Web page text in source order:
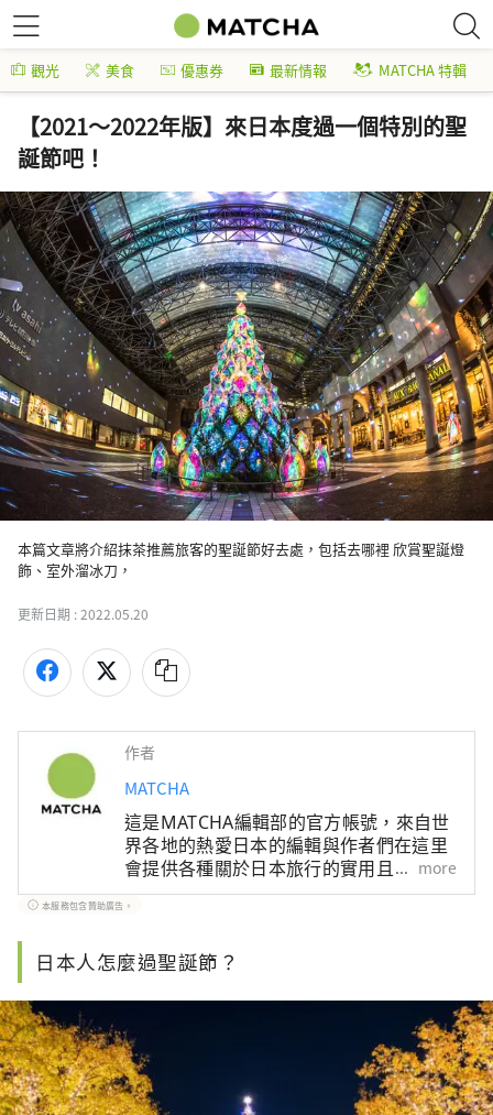
觀光 美食 優惠券 最新情報 MATCHA 特輯
【2021～2022年版】來日本度過一個特別的聖
誕節吧！
本篇文章將介紹抹茶推薦旅客的聖誕節好去處，包括去哪裡 欣賞聖誕燈
飾、室外溜冰刀，
更新日期 :2022.05.20
作者
MATCHA
這是MATCHA編輯部的官方帳號，來自世
界各地的熱愛日本的編輯與作者們在這里
會提供各種關於日本旅行的實用且有趣的
資訊。關於文章內容，也是由MATCHA編
輯們實際進行調查、採訪，或是搜集了豐
章。
more
本服務包含贊助廣告。
日本人怎麼過聖誕節？